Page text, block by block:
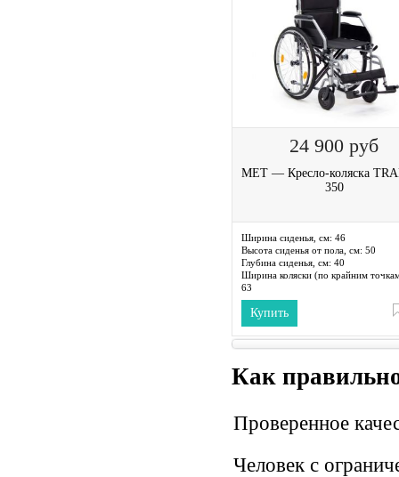
24 900 руб
MET — Кресло-коляска
350
Ширина сиденья, см: 46
Высота сиденья от пола, см: 50
Глубина сиденья, см: 40
Ширина коляски (по крайним
63
Длина коляски (по крайним
108
Высота коляски (по крайним
95
Диаметр задних колес, см:60
Купить
Как
Проверенное
Человек с